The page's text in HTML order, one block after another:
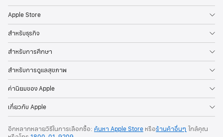
Apple Store
สำหรับธุรกิจ
สำหรับการศึกษา
สำหรับการดูแลสุขภาพ
ค่านิยมของ Apple
เกี่ยวกับ Apple
อีกหลากหลายวิธีในการเลือกซื้อ: ค้นหา Apple Store หรือร้านค้าอื่นๆ ใกล้คุณ